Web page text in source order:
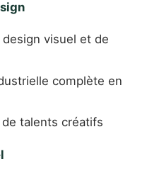
visuel et de
complète en
talents créatifs